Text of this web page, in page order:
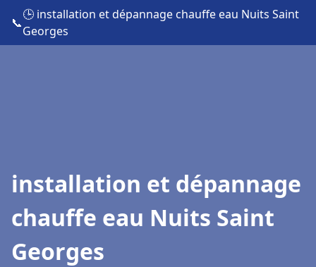
📞
🕒 installation et dépannage chauffe eau Nuits Saint
Georges
installation et dépannage
chauffe eau Nuits Saint
Georges